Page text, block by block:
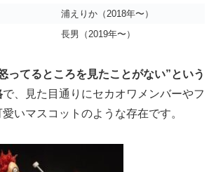
浦えりか（2018年〜）
長男（2019年〜）
ってるところを見たことがない”という
で、見た目通りにセカオワメンバーやフ
いマスコットのような存在です。